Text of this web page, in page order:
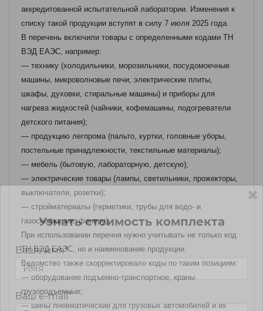
аккредитованной испытательной лаборатории. Изменения к
списку такой продукции вступят в силу 7 июля 2025 года.
В перечень включили товары с определенными кодами ТН
ВЭД ЕАЭС, например:
— технику (холодильники, морозильники, посудомоечные
машины, микроволновые печи, электрические плиты,
шкафы, духовки, стиральные машины) и приборы для
нагрева жидкостей (чайники, кофемашины, подогреватели
детского питания);
— продукцию легпрома (пальто, куртки, головные уборы,
постельные принадлежности, текстильные материалы);
— мебель (бытовую, лабораторную, детскую);
— электрические товары (лампы, светильники, прожекторы,
выключатели, розетки);
— стройматериалы (герметики, трубы для водо- и
газоснабжения, фанеру).
При использовании перечня нужно учитывать не только код
ТН ВЭД ЕАЭС, но и наименование продукции.
Ведомство также скорректировало коды по таким позициям:
— оборудование подъемно-транспортное, краны
грузоподъемные;
— шины пневматические для грузовых автомобилей и их
Узнать стоимость комплекта
Ваше имя*
Ваш e-mail*